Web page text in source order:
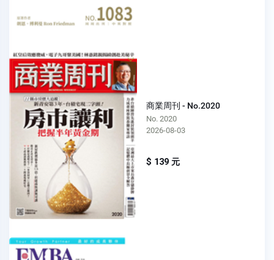
商業周刊 - No.2020
No. 2020
2026-08-03
$ 139 元